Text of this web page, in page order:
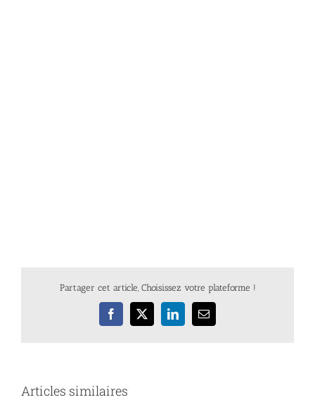
Partager cet article, Choisissez votre plateforme !
Facebook
X LinkedInEmail
Articles similaires